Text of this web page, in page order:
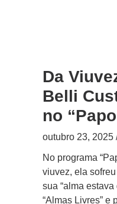
Da
Belli
no
outubro 23, 2025
No programa
viuvez, ela
sua “alma
“Almas Livres” e